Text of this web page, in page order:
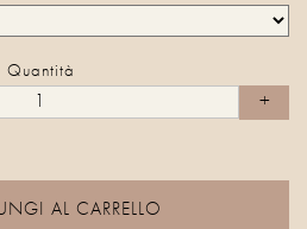
Quantità
AL CARRELLO